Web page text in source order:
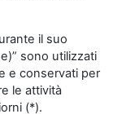
il suo
sono utilizzati
e conservati per
le attività
(*).